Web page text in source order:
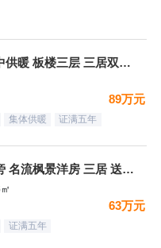
冠云路 仙颐园集中供暖 板楼三层 三居双卫 集中供暖 ！送地
89万元
集体供暖 证满五年
开发区 德信公园旁 名流枫景洋房 三居 送地下室
63万元
证满五年